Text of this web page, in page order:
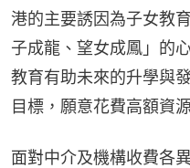
港的主要誘因為子女教
子成龍、望女成鳳」的
教育有助未來的升學與
目標，願意花費高額資
面對中介及機構收費各